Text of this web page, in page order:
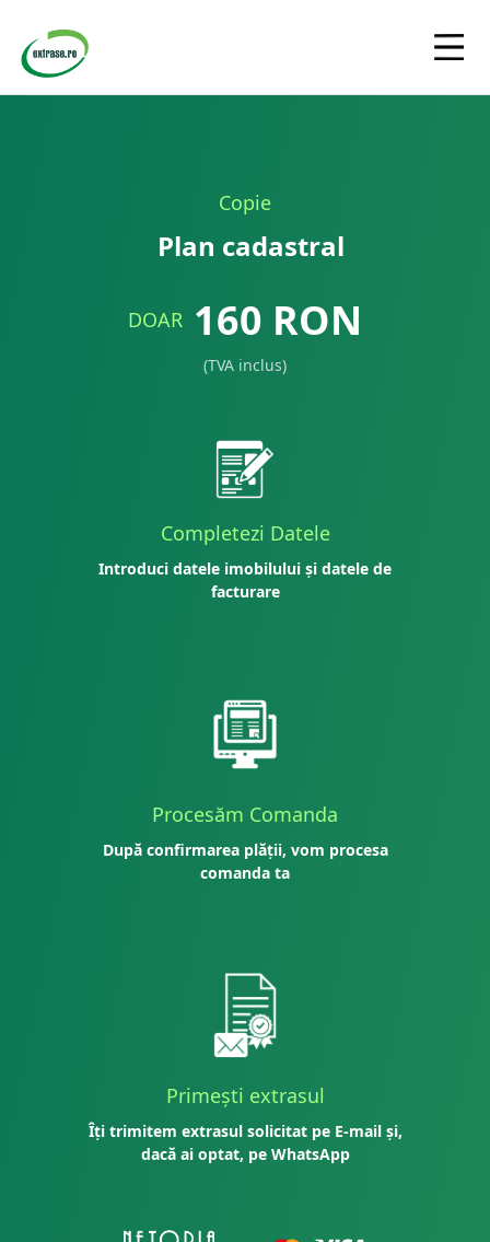
Copie
Plan cadastral
DOAR 160 RON
(TVA inclus)
Completezi Datele
Introduci datele imobilului și datele de
facturare
Procesăm Comanda
După confirmarea plății, vom procesa
comanda ta
Primești extrasul
Îți trimitem extrasul solicitat pe E-mail și,
dacă ai optat, pe WhatsApp